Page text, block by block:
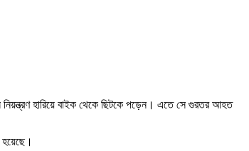
নিয়ন্ত্রণ হারিয়ে বাইক থেকে ছিটকে পড়েন। এতে সে গুরতর আহত